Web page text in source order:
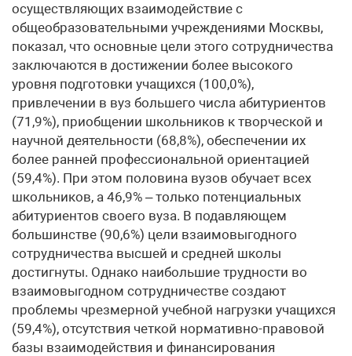
осуществляющих взаимодействие с
общеобразовательными учреждениями Москвы,
показал, что основные цели этого сотрудничества
заключаются в достижении более высокого
уровня подготовки учащихся (100,0%),
привлечении в вуз большего числа абитуриентов
(71,9%), приобщении школьников к творческой и
научной деятельности (68,8%), обеспечении их
более ранней профессиональной ориентацией
(59,4%). При этом половина вузов обучает всех
школьников, а 46,9% – только потенциальных
абитуриентов своего вуза. В подавляющем
большинстве (90,6%) цели взаимовыгодного
сотрудничества высшей и средней школы
достигнуты. Однако наибольшие трудности во
взаимовыгодном сотрудничестве создают
проблемы чрезмерной учебной нагрузки учащихся
(59,4%), отсутствия четкой нормативно-правовой
базы взаимодействия и финансирования